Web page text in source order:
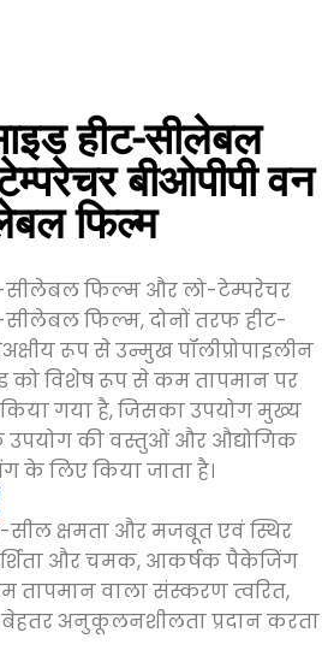
हीट-सीलेबल
बीओपीपी वन
फिल्म
सीलेबल फिल्म और लो-टेम्परेचर
सीलेबल फिल्म, दोनों तरफ हीट-
रूप से उन्मुख पॉलीप्रोपाइलीन
को विशेष रूप से कम तापमान पर
गया है, जिसका उपयोग मुख्य
उपयोग की वस्तुओं और औद्योगिक
के लिए किया जाता है।
सील क्षमता और मजबूत एवं स्थिर
और चमक, आकर्षक पैकेजिंग
तापमान वाला संस्करण त्वरित,
अनुकूलनशीलता प्रदान करता